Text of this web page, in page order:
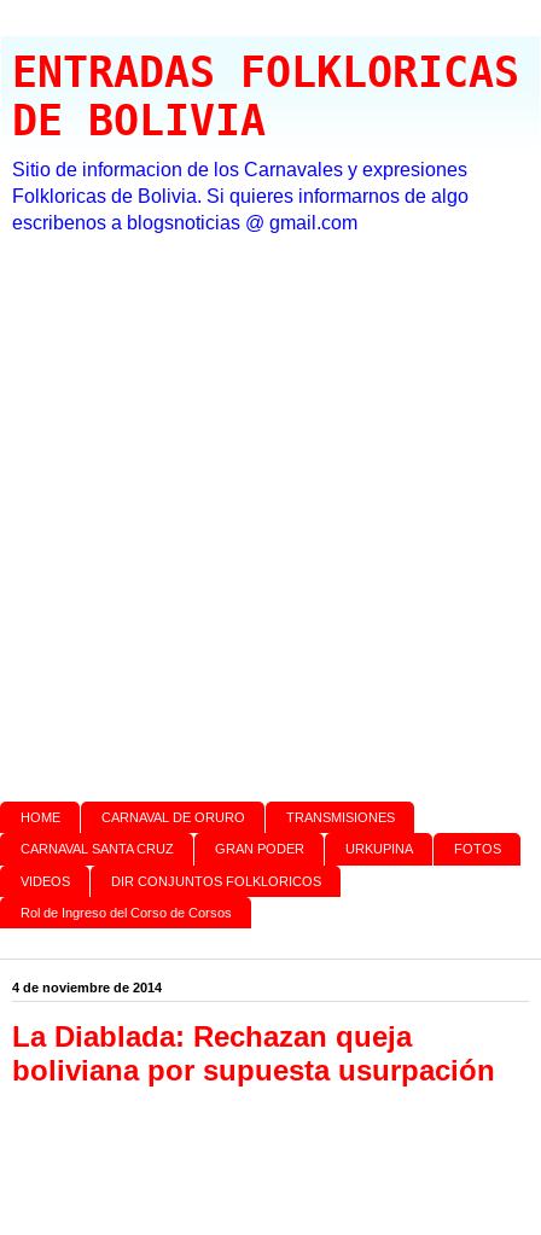
ENTRADAS FOLKLORICAS
DE BOLIVIA
Sitio de informacion de los Carnavales y expresiones
Folkloricas de Bolivia. Si quieres informarnos de algo
escribenos a blogsnoticias @ gmail.com
HOME CARNAVAL DE ORURO TRANSMISIONES
CARNAVAL SANTA CRUZ GRAN PODER URKUPINA FOTOS
VIDEOS DIR CONJUNTOS FOLKLORICOS
Rol de Ingreso del Corso de Corsos
4 de noviembre de 2014
La Diablada: Rechazan queja
boliviana por supuesta usurpación